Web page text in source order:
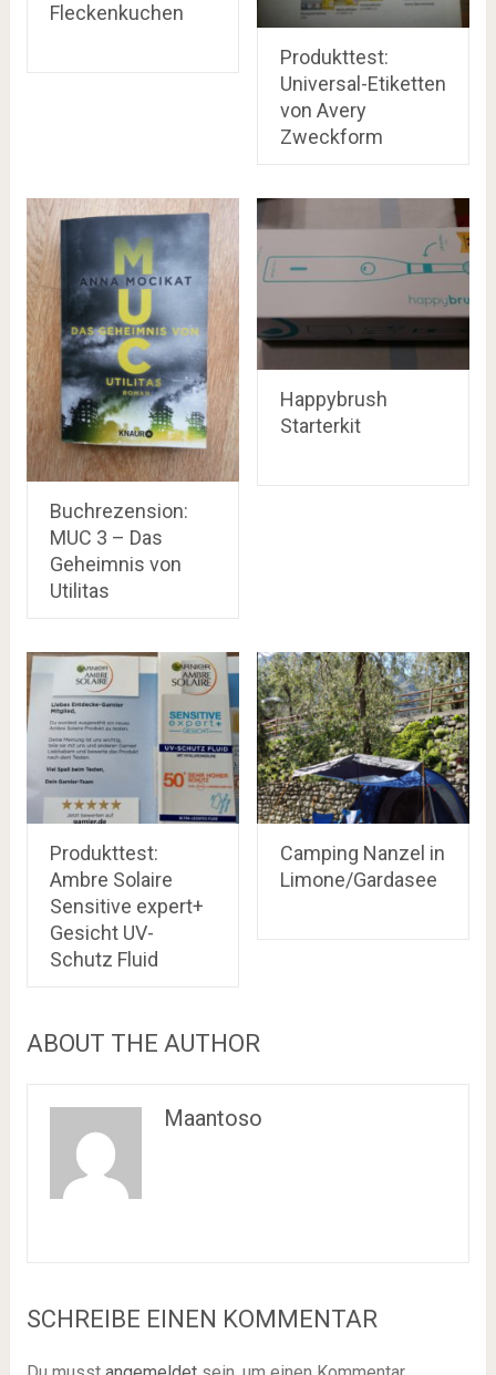
Fleckenkuchen
Produkttest:
Universal-Etiketten
von Avery
Zweckform
Buchrezension:
MUC 3 – Das
Geheimnis von
Utilitas
Happybrush
Starterkit
Produkttest:
Ambre Solaire
Sensitive expert+
Gesicht UV-
Schutz Fluid
Camping Nanzel in
Limone/Gardasee
ABOUT THE AUTHOR
Maantoso
SCHREIBE EINEN KOMMENTAR